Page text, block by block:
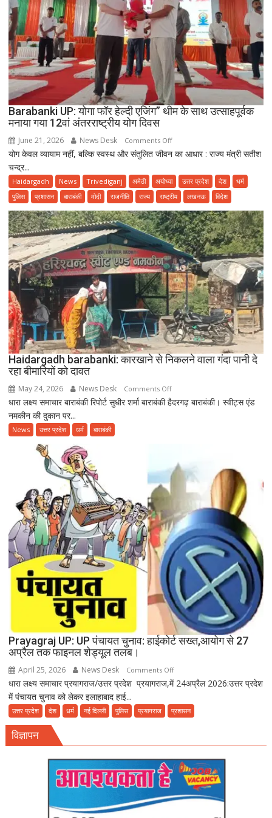
Barabanki UP: योगा फॉर हेल्दी एजिंग” थीम के साथ उत्साहपूर्वक
मनाया गया 12वां अंतरराष्ट्रीय योग दिवस
June 21, 2026 News Desk Comments Offon
Barabanki
योगा
फॉर
एजिंग”
थीम
के
साथ
उत्साहपूर्वक
मनाया
गया
12वां
अंतरराष्ट्रीय
योग
दिवस
योग केवल व्यायाम नहीं, बल्कि स्वस्थ और संतुलित जीवन का आधार : राज्य मंत्री सतीश
चन्द्र...
Haidargadh News Trivediganj अमेठी अयोध्या उत्तर प्रदेश देश
धर्म
पुलिस
प्रशासन बाराबंकी मोदी राजनीति राज्य राष्ट्रीय लखनऊ विदेश
Haidargadh barabanki: कारखाने से निकलने वाला गंदा पानी दे
रहा बीमारियों को दावत
May 24, 2026 News Desk Comments Offon
Haidargadh
वाला
रहा
बीमारियों
को
दावत
धारा लक्ष्य समाचार बाराबंकी रिपोर्ट सुधीर शर्मा बाराबंकी हैदरगढ़ बाराबंकी। स्वीट्स एंड
नमकीन की दुकान पर...
News उत्तर प्रदेश धर्म बाराबंकी
Prayagraj UP: UP पंचायत चुनाव: हाईकोर्ट सख्त,आयोग से 27
अप्रैल तक फाइनल शेड्यूल तलब।
April 25, 2026 News Desk Comments Offon
Prayagraj
UP
सख्त,आयोग
अप्रैल
धारा लक्ष्य समाचार प्रयागराज/उत्तर प्रदेश प्रयागराज,में 24अप्रैल 2026:उत्तर प्रदेश
में पंचायत चुनाव को लेकर इलाहाबाद हाई...
उत्तर प्रदेश देश धर्म नई दिल्ली पुलिस प्रयागराज प्रशासन
विज्ञापन